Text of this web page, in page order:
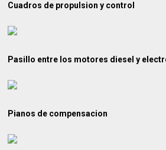
Cuadros de propulsion y control
Pasillo entre los motores diesel y
Pianos de compensacion